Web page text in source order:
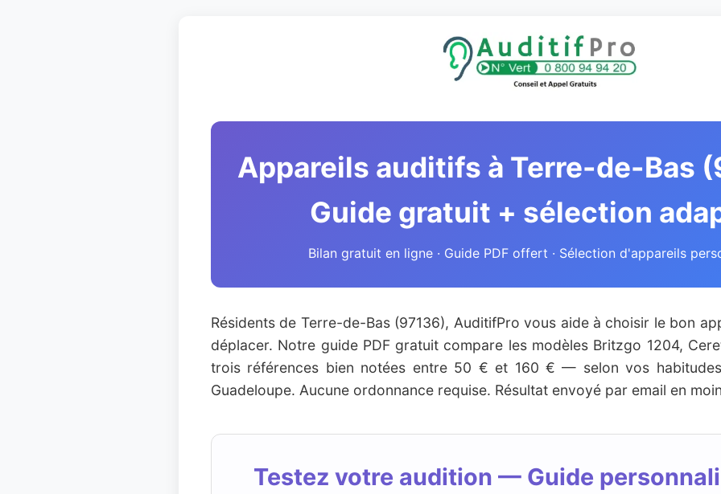
Appareils auditifs à Terre-de-Bas
Guide gratuit + sélection
Bilan gratuit en ligne · Guide PDF offert · Sélection d'appareils
Résidents de Terre-de-Bas (97136), AuditifPro vous aide à choisir le bon
déplacer. Notre guide PDF gratuit compare les modèles Britzgo 1204,
trois références bien notées entre 50 € et 160 € — selon vos
Guadeloupe. Aucune ordonnance requise. Résultat envoyé par email en
Testez votre audition — Guide